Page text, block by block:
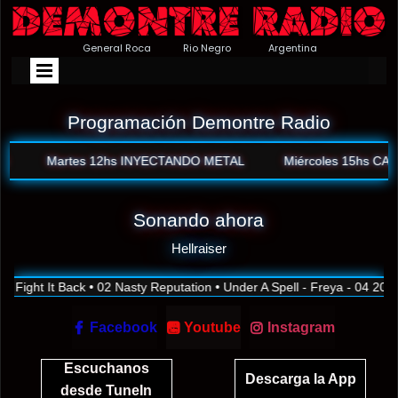
General Roca Rio Negro Argentina
Programación Demontre Radio
Martes 12hs INYECTANDO METAL Miércoles 15hs
Sonando ahora
Hellraiser
Fight It Back • 02 Nasty Reputation • Under A Spell - Freya - 04
 Facebook Youtube  Instagram
Escuchanos
desde TuneIn
Descarga la App